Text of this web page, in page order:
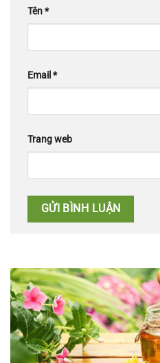
Tên*
Email *
Trang web